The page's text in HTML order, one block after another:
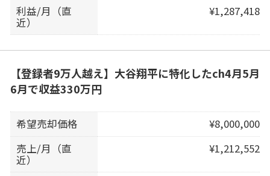
利益/月（直
近）
¥1,287,418
【登録者9万人越え】大谷翔平に特化したch4月5月
6月で収益330万円
希望売却価格
¥8,000,000
売上/月（直
近）
¥1,212,552